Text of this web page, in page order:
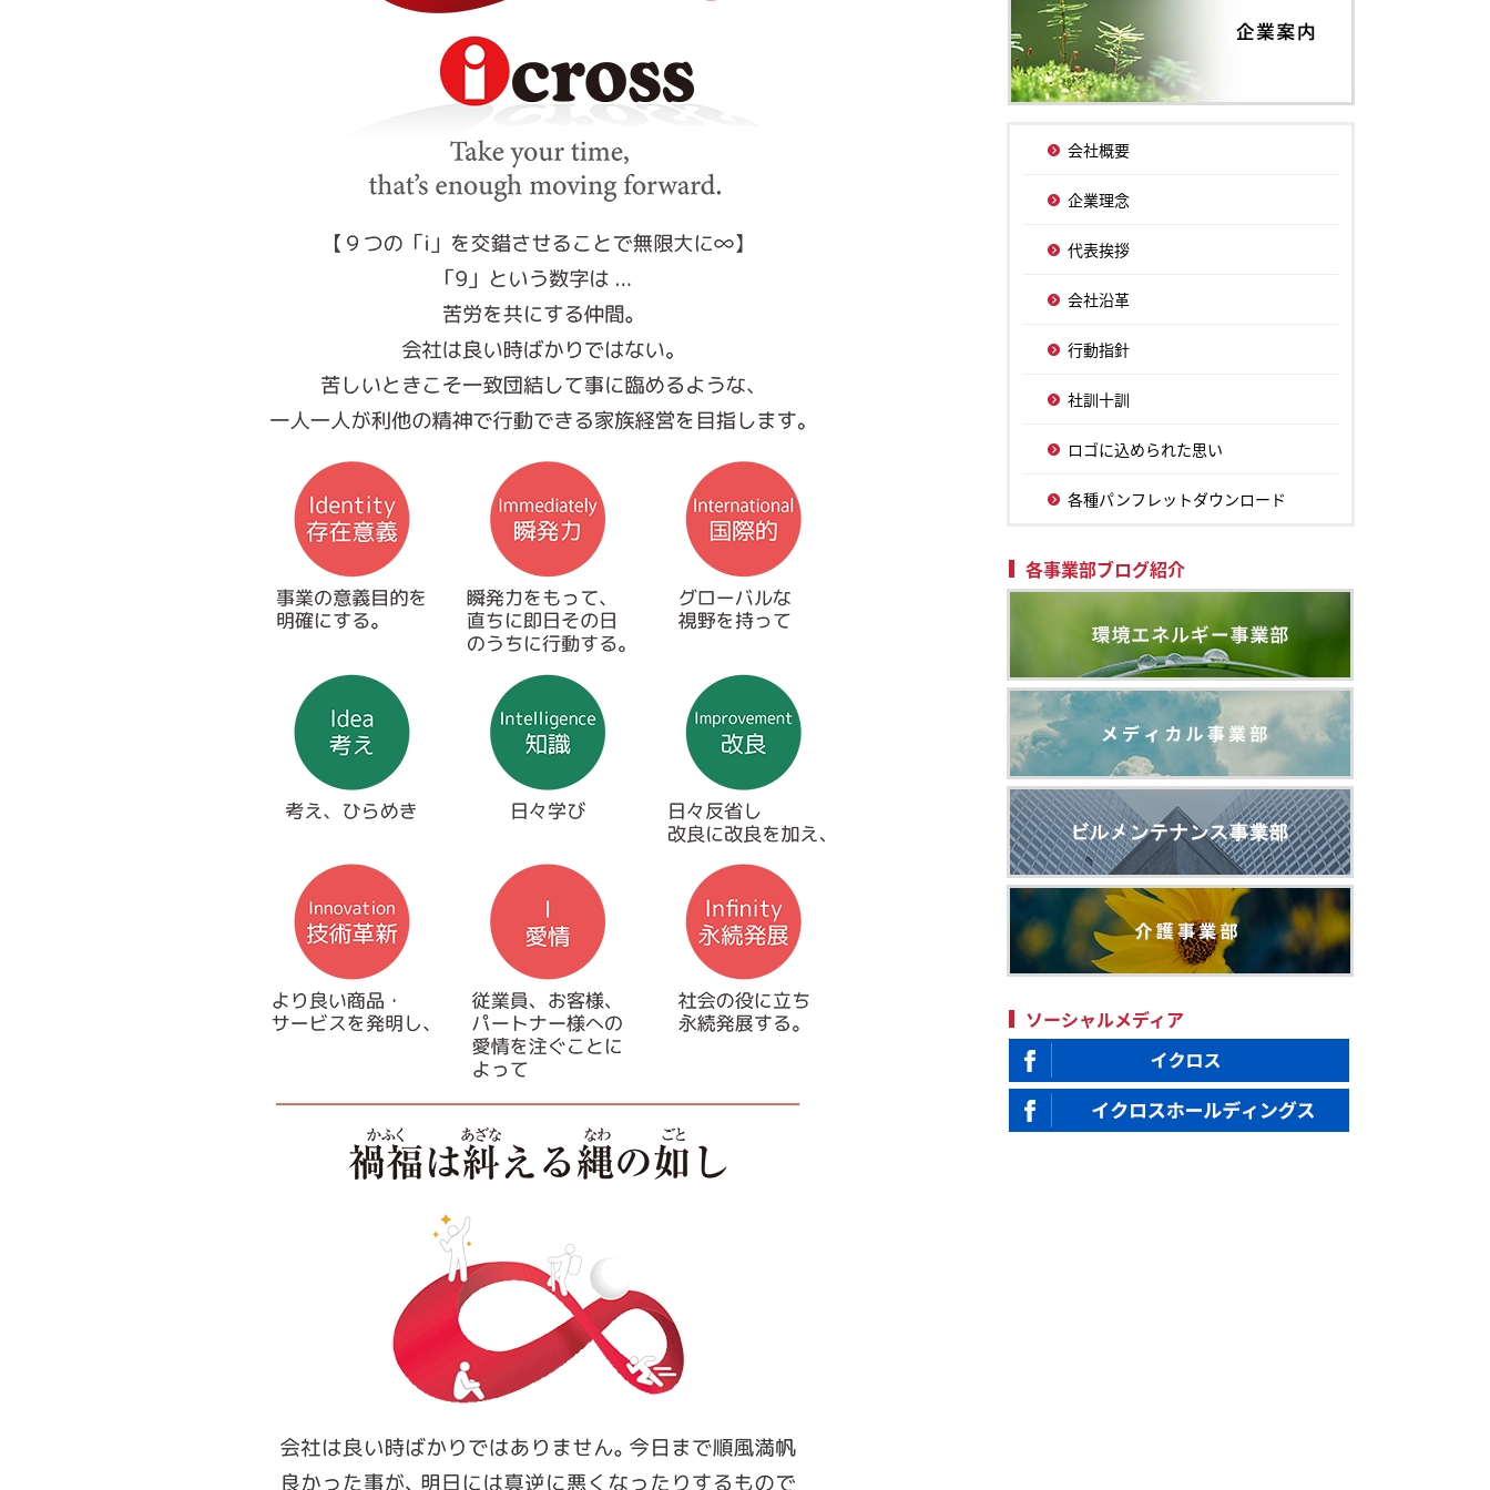
会社概要
企業理念
代表挨拶
会社沿革
行動指針
社訓十訓
ロゴに込められた思い
各種パンフレットダウンロード
各事業部ブログ紹介
ソーシャルメディア